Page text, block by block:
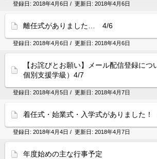
登録日: 2018年4月6日 / 更新日: 2018年4月6日
離任式がありました… 4/6
登録日: 2018年4月6日 / 更新日: 2018年4月6日
【お詫びとお願い】メール配信登録につ
個別支援学級）4/7
登録日: 2018年4月5日 / 更新日: 2018年4月7日
着任式・始業式・入学式がありました
登録日: 2018年4月4日 / 更新日: 2018年4月7日
年度始めの主な行事予定